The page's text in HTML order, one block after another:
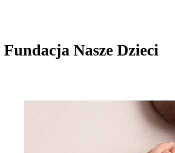
Fundacja Nasze Dzieci